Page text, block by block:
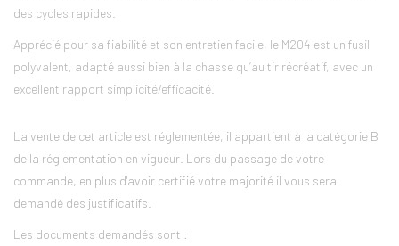
des cycles rapides.
Apprécié pour sa fiabilité et son entretien facile, le M204 est un fusil
polyvalent, adapté aussi bien à la chasse qu’au tir récréatif, avec un
excellent rapport simplicité/efficacité.
La vente de cet article est réglementée, il appartient à la catégorie B
de la réglementation en vigueur. Lors du passage de votre
commande, en plus d'avoir certifié votre majorité il vous sera
demandé des justificatifs.
Les documents demandés sont :